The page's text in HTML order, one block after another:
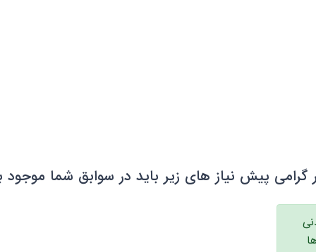
گرامی پیش نیاز های زیر باید در سوابق شما موجود